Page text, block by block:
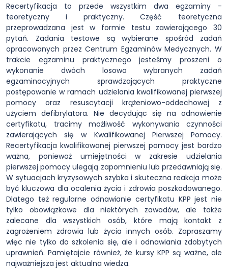
Recertyfikacja to przede wszystkim dwa egzaminy -
teoretyczny i praktyczny. Część teoretyczna
przeprowadzana jest w formie testu zawierającego 30
pytań. Zadania testowe są wybierane spośród zadań
opracowanych przez Centrum Egzaminów Medycznych. W
trakcie egzaminu praktycznego jesteśmy proszeni o
wykonanie dwóch losowo wybranych zadań
egzaminacyjnych sprawdzających praktyczne
postępowanie w ramach udzielania kwalifikowanej pierwszej
pomocy oraz resuscytacji krążeniowo-oddechowej z
użyciem defibrylatora. Nie decydując się na odnowienie
certyfikatu, tracimy możliwość wykonywania czynności
zawierających się w Kwalifikowanej Pierwszej Pomocy.
Recertyfikacja kwalifikowanej pierwszej pomocy jest bardzo
ważna, ponieważ umiejętności w zakresie udzielania
pierwszej pomocy ulegają zapomnieniu lub przedawniają się.
W sytuacjach kryzysowych szybka i skuteczna reakcja może
być kluczowa dla ocalenia życia i zdrowia poszkodowanego.
Dlatego też regularne odnawianie certyfikatu KPP jest nie
tylko obowiązkowe dla niektórych zawodów, ale także
zalecane dla wszystkich osób, które mają kontakt z
zagrożeniem zdrowia lub życia innych osób. Zapraszamy
więc nie tylko do szkolenia się, ale i odnawiania zdobytych
uprawnień. Pamiętajcie również, że kursy KPP są ważne, ale
najważniejsza jest aktualna wiedza.